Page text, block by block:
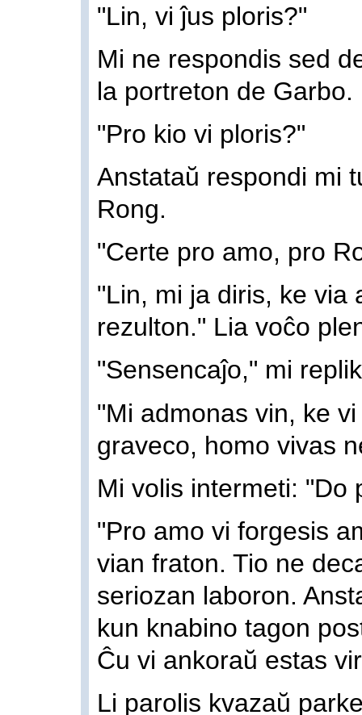
"Lin, vi ĵus ploris?"
Mi ne respondis sed
la portreton de Garbo.
"Pro kio vi ploris?"
Anstataŭ respondi mi
Rong.
"Certe pro amo, pro
"Lin, mi ja diris, ke via
rezulton." Lia voĉo
"Sensencaĵo," mi
"Mi admonas vin, ke
graveco, homo vivas
Mi volis intermeti: "Do
"Pro amo vi forgesis
vian fraton. Tio ne
seriozan laboron.
kun knabino tagon
Ĉu vi ankoraŭ estas
Li parolis kvazaŭ